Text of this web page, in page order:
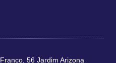
56 Jardim Arizona